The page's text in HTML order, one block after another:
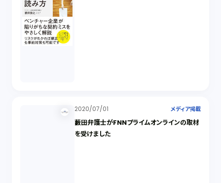
2020/07/01 メディア掲載
藪田弁護士がFNNプライムオンラインの取材
を受けました